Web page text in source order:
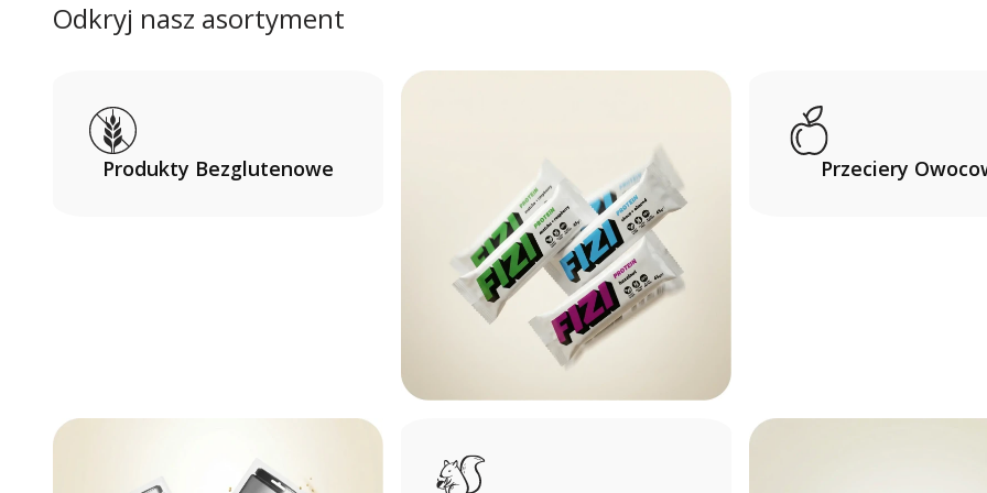
Odkryj nasz asortyment
Produkty Bezglutenowe Przeciery